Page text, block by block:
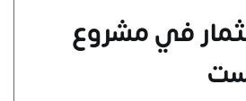
في مشروع